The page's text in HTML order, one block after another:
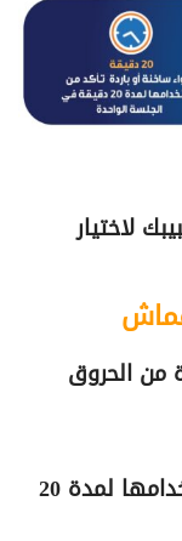
لاختيار
من الحروق
سواء ساخنة أو باردة تأكد من استخدامها لمدة 20